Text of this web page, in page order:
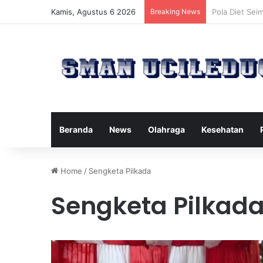
Kamis, Agustus 6 2026 Breaking News Manfaat
Beranda News Olahraga Kesehatan
Home / Sengketa Pilkada
Sengketa